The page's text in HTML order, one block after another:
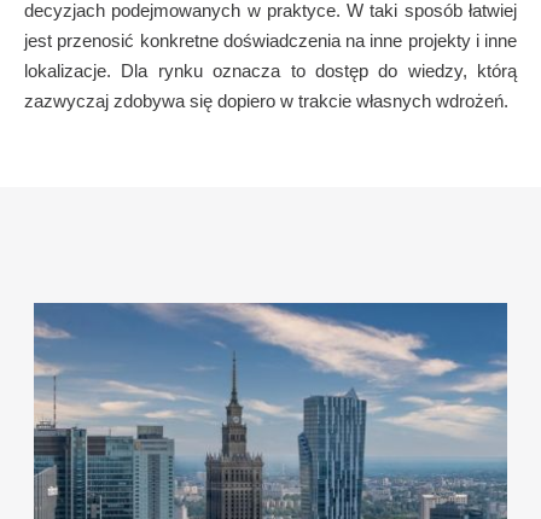
decyzjach podejmowanych w praktyce. W taki sposób łatwiej
jest przenosić konkretne doświadczenia na inne projekty i inne
lokalizacje. Dla rynku oznacza to dostęp do wiedzy, którą
zazwyczaj zdobywa się dopiero w trakcie własnych wdrożeń.